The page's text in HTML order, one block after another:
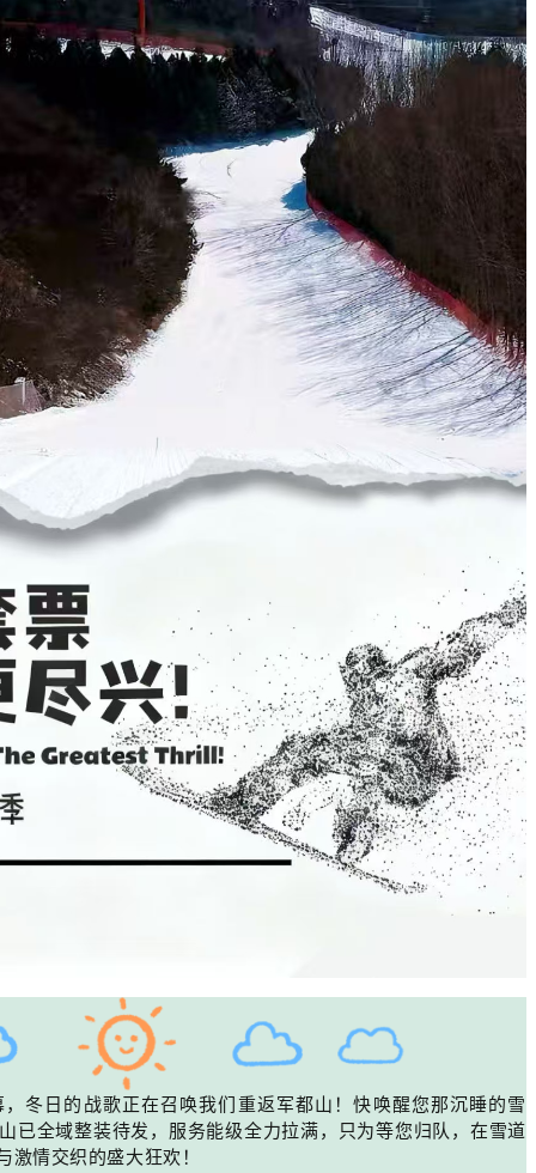
冬日的战歌正在召唤我们重返军都山！快唤醒您那沉睡的雪
已全域整装待发，服务能级全力拉满，只为等您归队，在雪道
情交织的盛大狂欢！